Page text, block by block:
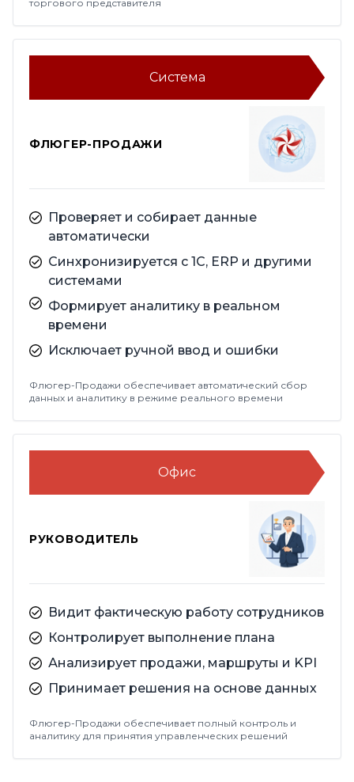
торгового представителя
Система
ФЛЮГЕР-ПРОДАЖИ
Проверяет и собирает данные
автоматически
Синхронизируется с 1С, ERP и другими
системами
Формирует аналитику в реальном
времени
Исключает ручной ввод и ошибки
Флюгер-Продажи обеспечивает автоматический сбор
данных и аналитику в режиме реального времени
Офис
РУКОВОДИТЕЛЬ
Видит фактическую работу сотрудников
Контролирует выполнение плана
Анализирует продажи, маршруты и KPI
Принимает решения на основе данных
Флюгер-Продажи обеспечивает полный контроль и
аналитику для принятия управленческих решений